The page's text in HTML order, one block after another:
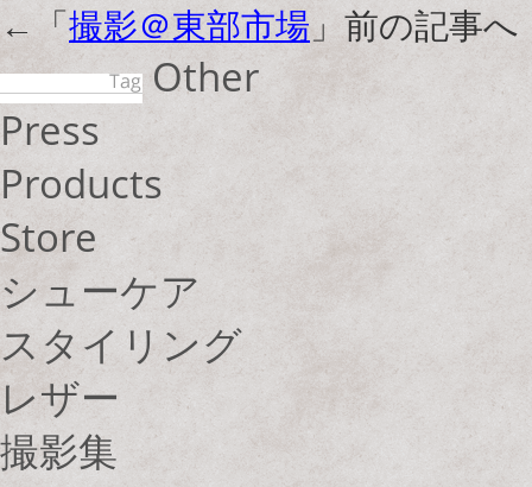
←「撮影＠東部市場」前の記事
Other
Press
Products
Store
シューケア
スタイリング
レザー
撮影集